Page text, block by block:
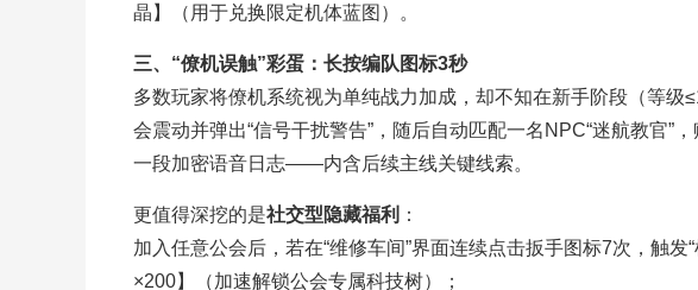
晶】（用于兑换限定机体蓝图）。
三、“僚机误触”彩蛋：长按编队图标3秒
多数玩家将僚机系统视为单纯战力加成，却不知在新手阶段（等级
会震动并弹出“信号干扰警告”，随后自动匹配一名NPC“迷航教官”
一段加密语音日志——内含后续主线关键线索。
更值得深挖的是社交型隐藏福利 ：
加入任意公会后，若在“维修车间”界面连续点击扳手图标7次，触发
×200】（加速解锁公会专属科技树）；